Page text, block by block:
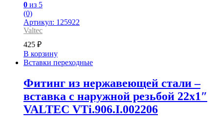
0 из 5
(0)
Артикул: 125922
Valtec
425 ₽
В корзину
Вставки переходные
Фитинг из нержавеющей стали –
вставка с наружной резьбой 22х1″
VALTEC VTi.906.I.002206